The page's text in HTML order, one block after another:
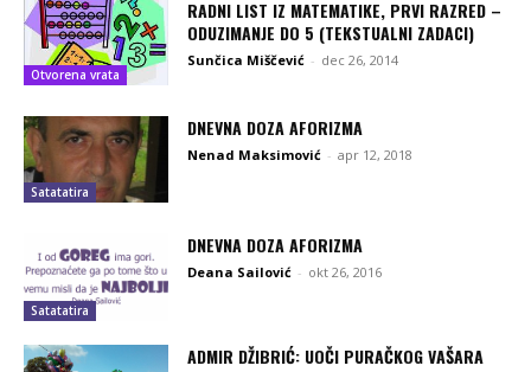
Otvorena vrata
RADNI LIST IZ MATEMATIKE, PRVI RAZRED –
ODUZIMANJE DO 5 (TEKSTUALNI ZADACI)
Sunčica Miščević - dec 26, 2014
Satatatira
DNEVNA DOZA AFORIZMA
Nenad Maksimović - apr 12, 2018
Satatatira
DNEVNA DOZA AFORIZMA
Deana Sailović - okt 26, 2016
ADMIR DŽIBRIĆ: UOČI PURAČKOG VAŠARA